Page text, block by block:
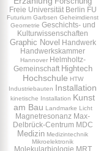
Freie Universität Berlin FU
Futurium Garbsen Geheimdienst
Geometrie Geschichts- und
Kulturwissenschaften
Graphic Novel Handwerk
Handwerkskammer
Hannover Helmholtz-
Gemeinschaft Hightech
Hochschule HTW
Industriebauten Installation
kinetische Installation Kunst
am Bau Landmarke Licht
Magnetresonanz Max-
Delbrück-Centrum MDC
Medizin Medizintechnik
Mikroelektronik
Molekularbiologie MRT